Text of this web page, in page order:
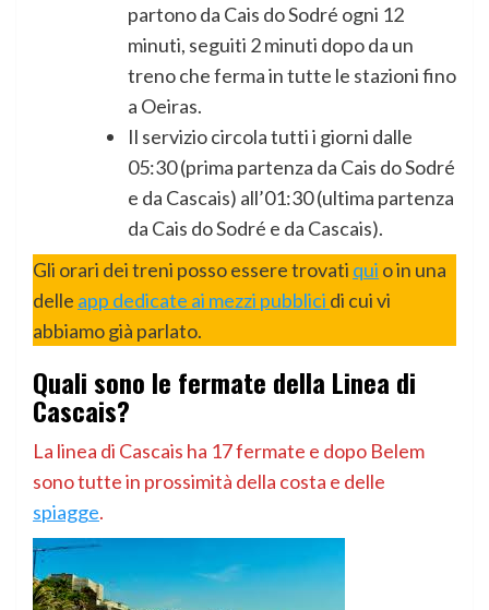
partono da Cais do Sodré ogni 12
minuti, seguiti 2 minuti dopo da un
treno che ferma in tutte le stazioni fino
a Oeiras.
Il servizio circola tutti i giorni dalle
05:30 (prima partenza da Cais do Sodré
e da Cascais) all’01:30 (ultima partenza
da Cais do Sodré e da Cascais).
Gli orari dei treni posso essere trovati qui o in una
delle app dedicate ai mezzi pubblici di cui vi
abbiamo già parlato.
Quali sono le fermate della Linea di
Cascais?
La linea di Cascais ha 17 fermate e dopo Belem
sono tutte in prossimità della costa e delle
spiagge.